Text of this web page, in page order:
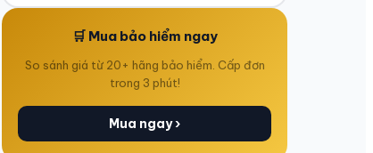
🛒 Mua bảo hiểm ngay
So sánh giá từ 20+ hãng bảo hiểm. Cấp đơn
trong 3 phút!
Mua ngay ›